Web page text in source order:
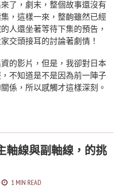
了，劇末，整個故事還沒有
，這樣一來，整齣雖然已經
人還坐著等待下集的預告，
交頭接耳的討論著劇情！
的影片，但是，我卻對日本
不知道是不是因為前一陣子
係，所以感觸才這樣深刻。
軸線與副軸線，的挑
1 MIN READ